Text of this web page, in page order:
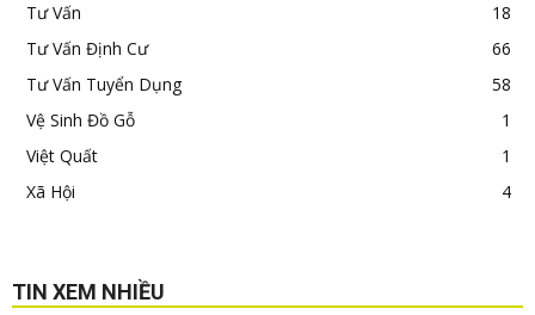
Tư Vấn
18
Tư Vấn Định Cư
66
Tư Vấn Tuyển Dụng
58
Vệ Sinh Đồ Gỗ
1
Việt Quất
1
Xã Hội
4
TIN XEM NHIỀU